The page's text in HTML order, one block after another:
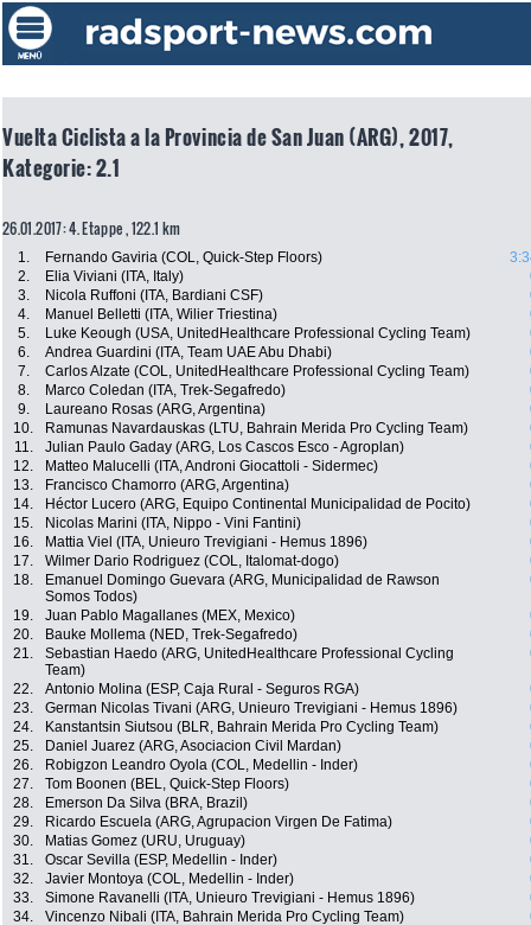
Vuelta Ciclista a la Provincia de San Juan (ARG), 2017,
Kategorie: 2.1
26.01.2017: 4. Etappe , 122.1 km
1. Fernando Gaviria (COL, Quick-Step Floors)
2.
Elia Viviani (ITA, Italy)
3.
Nicola Ruffoni (ITA, Bardiani CSF)
4.
Manuel Belletti (ITA, Wilier Triestina)
5.
Luke Keough (USA, UnitedHealthcare Professional Cycling Team)
6.
Andrea Guardini (ITA, Team UAE Abu Dhabi)
7.
Carlos Alzate (COL, UnitedHealthcare Professional Cycling Team)
8.
Marco Coledan (ITA, Trek-Segafredo)
9.
Laureano Rosas (ARG, Argentina)
10.
Ramunas Navardauskas (LTU, Bahrain Merida Pro Cycling Team)
11.
Julian Paulo Gaday (ARG, Los Cascos Esco - Agroplan)
12.
Matteo Malucelli (ITA, Androni Giocattoli - Sidermec)
13.
Francisco Chamorro (ARG, Argentina)
14.
Héctor Lucero (ARG, Equipo Continental Municipalidad de Pocito)
15.
Nicolas Marini (ITA, Nippo - Vini Fantini)
16.
Mattia Viel (ITA, Unieuro Trevigiani - Hemus 1896)
17.
Wilmer Dario Rodriguez (COL, Italomat-dogo)
18.
Emanuel Domingo Guevara (ARG, Municipalidad de Rawson
Somos Todos)
19. Juan Pablo Magallanes (MEX, Mexico)
20.
Bauke Mollema (NED, Trek-Segafredo)
21.
Sebastian Haedo (ARG, UnitedHealthcare Professional Cycling
Team)
22. Antonio Molina (ESP, Caja Rural - Seguros RGA)
23.
German Nicolas Tivani (ARG, Unieuro Trevigiani - Hemus 1896)
24.
Kanstantsin Siutsou (BLR, Bahrain Merida Pro Cycling Team)
25.
Daniel Juarez (ARG, Asociacion Civil Mardan)
26.
Robigzon Leandro Oyola (COL, Medellin - Inder)
27.
Tom Boonen (BEL, Quick-Step Floors)
28.
Emerson Da Silva (BRA, Brazil)
29.
Ricardo Escuela (ARG, Agrupacion Virgen De Fatima)
30.
Matias Gomez (URU, Uruguay)
31.
Oscar Sevilla (ESP, Medellin - Inder)
32.
Javier Montoya (COL, Medellin - Inder)
33.
Simone Ravanelli (ITA, Unieuro Trevigiani - Hemus 1896)
34.
Vincenzo Nibali (ITA, Bahrain Merida Pro Cycling Team)